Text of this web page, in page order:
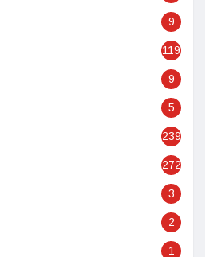
9
119
9
5
239
272
3
2
1